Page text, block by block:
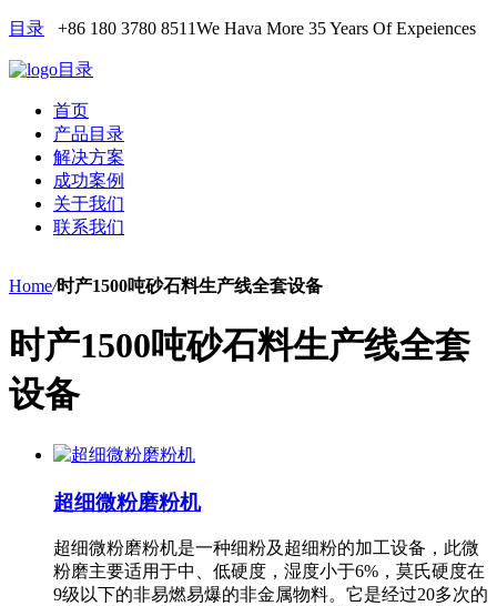
目录 +86 180 3780 8511We Hava More 35 Years Of Expeiences
目录
首页
产品目录
解决方案
成功案例
关于我们
联系我们
Home/时产1500吨砂石料生产线全套设备
时产1500吨砂石料生产线全套
设备
超细微粉磨粉机
超细微粉磨粉机是一种细粉及超细粉的加工设备，此微
粉磨主要适用于中、低硬度，湿度小于6%，莫氏硬度在
9级以下的非易燃易爆的非金属物料。它是经过20多次的